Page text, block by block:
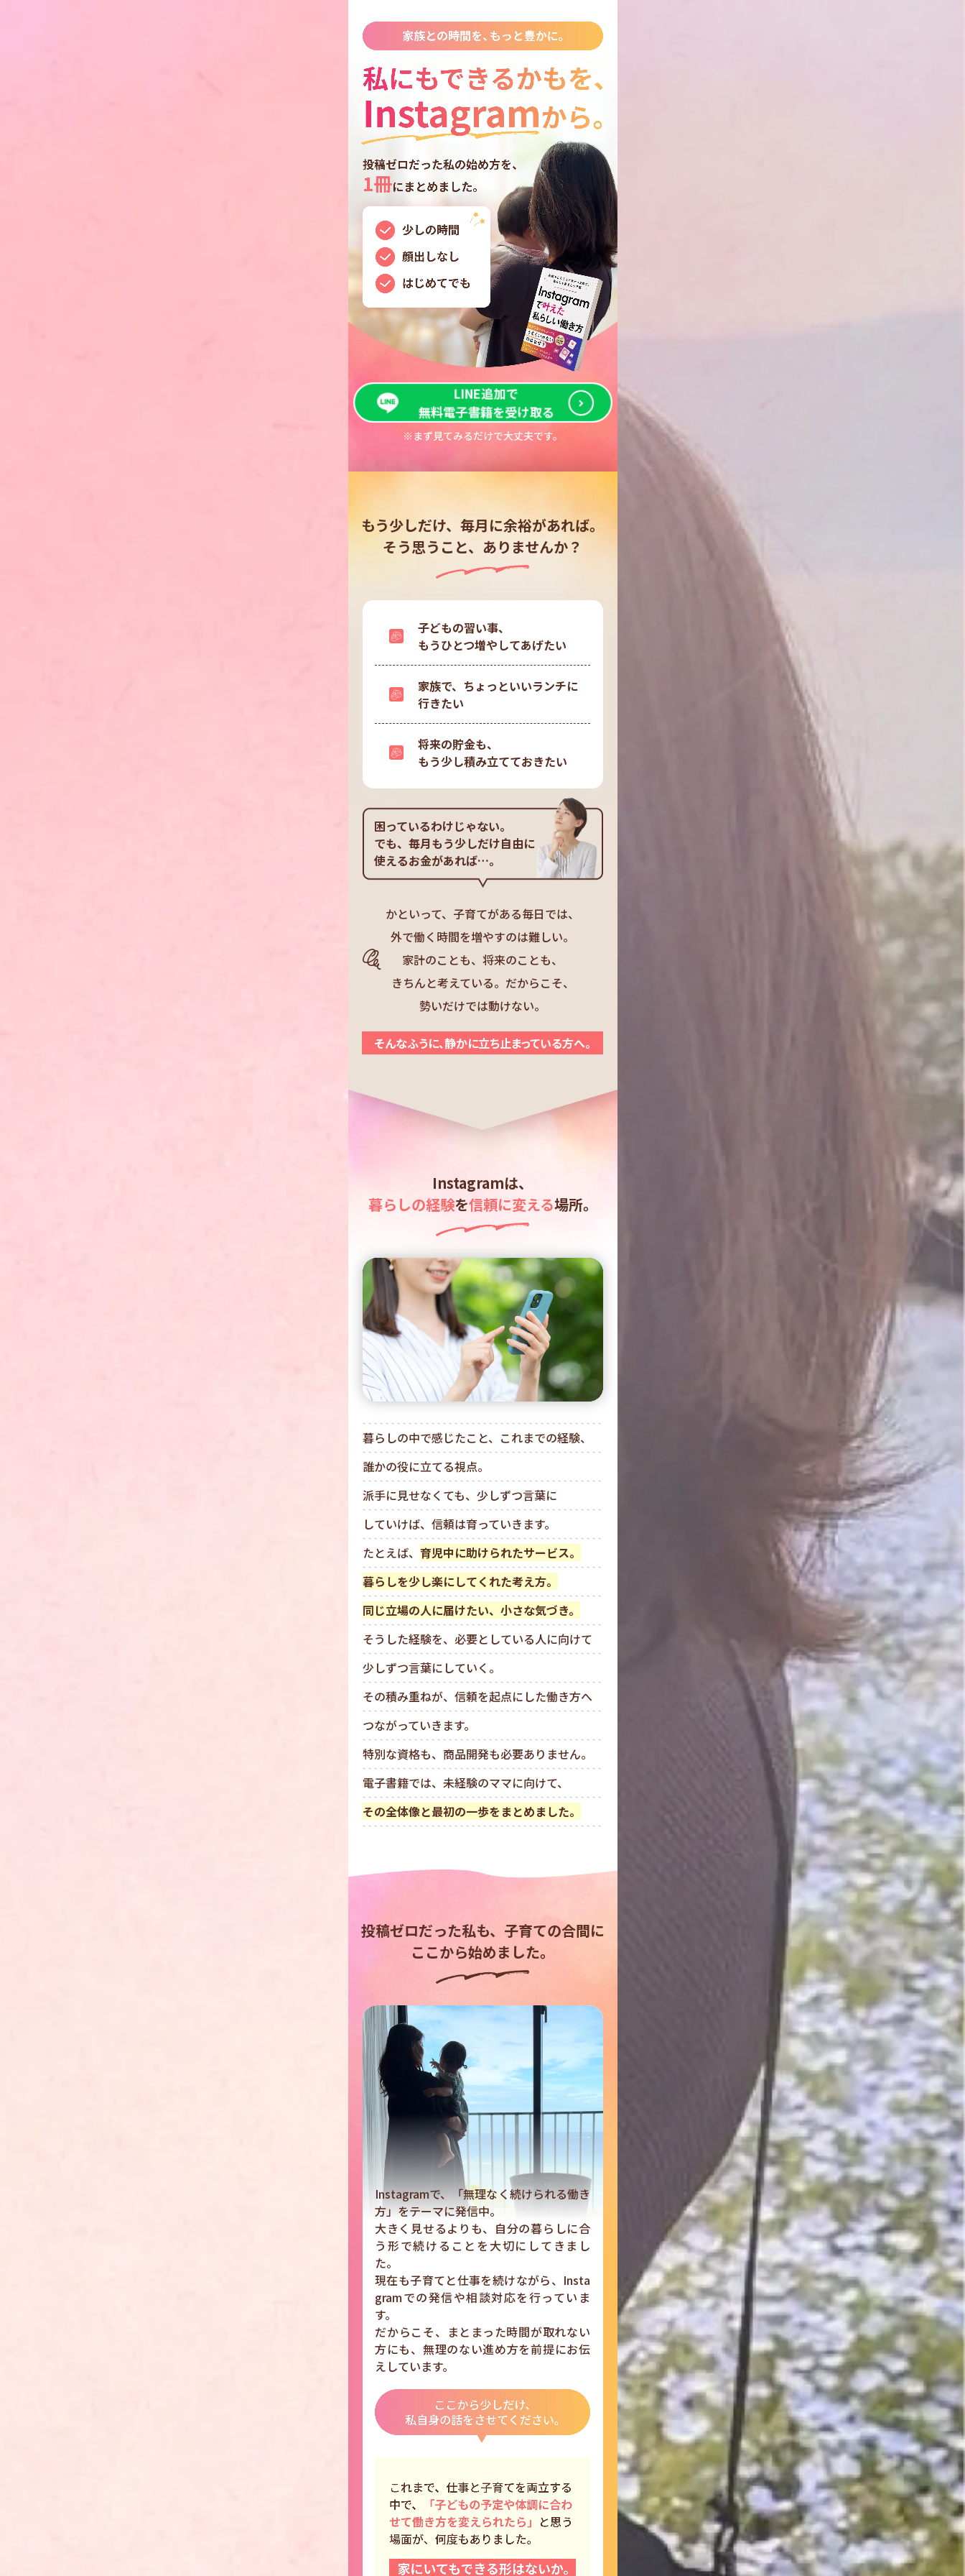
LINE追加で
無料電子書籍を受け取る
※まず見てみるだけで大丈夫です。
もう少しだけ、毎月に余裕があれば。
そう思うこと、ありませんか？
子どもの習い事、
もうひとつ増やしてあげたい
家族で、ちょっといいランチに
行きたい
将来の貯金も、
もう少し積み立てておきたい
困っているわけじゃない。
でも、毎月もう少しだけ自由に
使えるお金があれば…。
かといって、子育てがある毎日では、
外で働く時間を増やすのは難しい。
家計のことも、将来のことも、
きちんと考えている。だからこそ、
勢いだけでは動けない。
そんなふうに、静かに立ち止まっている方へ。
Instagramは、
暮らしの経験を信頼に変える場所。
暮らしの中で感じたこと、これまでの経験、
誰かの役に立てる視点。
派手に見せなくても、少しずつ言葉に
していけば、信頼は育っていきます。
たとえば、 育児中に助けられたサービス。
暮らしを少し楽にしてくれた考え方。
同じ立場の人に届けたい、小さな気づき。
そうした経験を、必要としている人に向けて
少しずつ言葉にしていく。
その積み重ねが、信頼を起点にした働き方へ
つながっていきます。
特別な資格も、商品開発も必要ありません。
電子書籍では、未経験のママに向けて、
その全体像と最初の一歩をまとめました。
投稿ゼロだった私も、子育ての合間に
ここから始めました。
Instagramで、「無理なく続けられる働き
方」をテーマに発信中。
大きく見せるよりも、自分の暮らしに合
う形で続けることを大切にしてきまし
た。
現在も子育てと仕事を続けながら、Insta
gramでの発信や相談対応を行っていま
す。
だからこそ、まとまった時間が取れない
方にも、無理のない進め方を前提にお伝
えしています。